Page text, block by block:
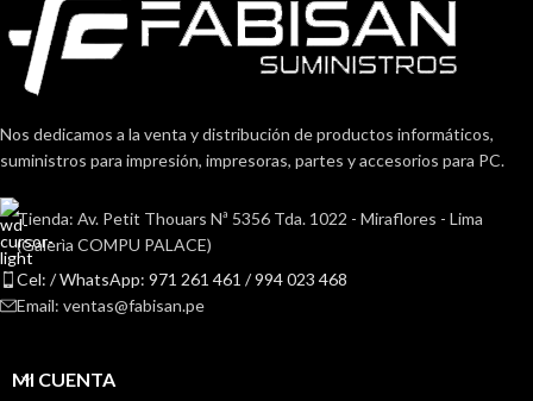
Nos dedicamos a la venta y distribución de productos informáticos,
suministros para impresión, impresoras, partes y accesorios para PC.
Tienda: Av. Petit Thouars Nª 5356 Tda. 1022 - Miraflores - Lima
(Galerìa COMPU PALACE)
Cel: / WhatsApp: 971 261 461 / 994 023 468
Email: ventas@fabisan.pe
MI CUENTA